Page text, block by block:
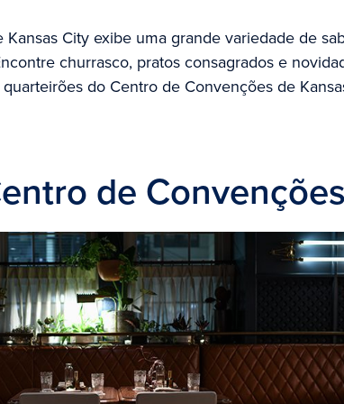
City exibe uma grande variedade de
churrasco, pratos consagrados e
do Centro de Convenções de
de Convenções